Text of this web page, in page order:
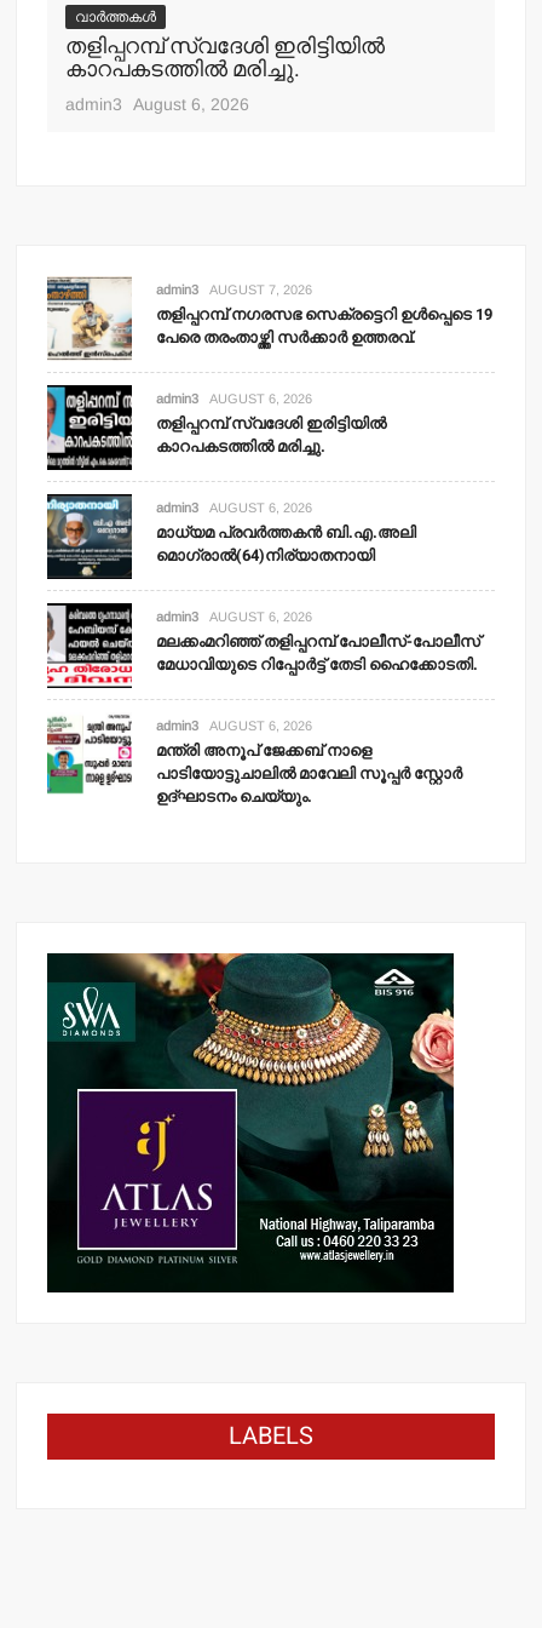
വാർത്തകൾ
തളിപ്പറമ്പ് സ്വദേശി ഇരിട്ടിയില്‍
കാറപകടത്തില്‍ മരിച്ചു.
admin3 August 6, 2026
admin3 AUGUST 7, 2026
തളിപ്പറമ്പ് നഗരസഭ സെക്രട്ടെറി ഉള്‍പ്പെടെ 19
പേരെ തരംതാഴ്ത്തി സര്‍ക്കാര്‍ ഉത്തരവ്.
admin3 AUGUST 6, 2026
തളിപ്പറമ്പ് സ്വദേശി ഇരിട്ടിയില്‍
കാറപകടത്തില്‍ മരിച്ചു.
admin3 AUGUST 6, 2026
മാധ്യമ പ്രവര്‍ത്തകന്‍ ബി.എ.അലി
മൊഗ്രാല്‍(64)നിര്യാതനായി
admin3 AUGUST 6, 2026
മലക്കംമറിഞ്ഞ് തളിപ്പറമ്പ് പോലീസ്-പോലീസ്
മേധാവിയുടെ റിപ്പോര്‍ട്ട് തേടി ഹൈക്കോടതി.
admin3 AUGUST 6, 2026
മന്ത്രി അനൂപ് ജേക്കബ് നാളെ
പാടിയോട്ടുചാലില്‍ മാവേലി സൂപ്പര്‍ സ്റ്റോര്‍
ഉദ്ഘാടനം ചെയ്യും.
LABELS